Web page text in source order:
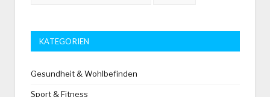
KATEGORIEN
Gesundheit & Wohlbefinden
Sport & Fitness